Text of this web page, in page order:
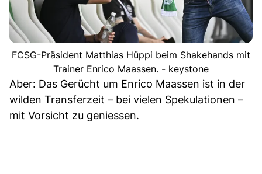
FCSG-Präsident Matthias Hüppi beim Shakehands mit
Trainer Enrico Maassen. - keystone
Aber: Das Gerücht um Enrico Maassen ist in der
wilden Transferzeit – bei vielen Spekulationen –
mit Vorsicht zu geniessen.